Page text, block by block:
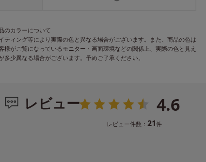
のカラーについて
ティング等により実際の色と異なる場合がございます。また、商品の色は
様がご覧になっているモニター・画面環境などの関係上、実際の色と見え
多少異なる場合がございます。予めご了承ください。
レビュー 4.6
レビュー件数： 21件